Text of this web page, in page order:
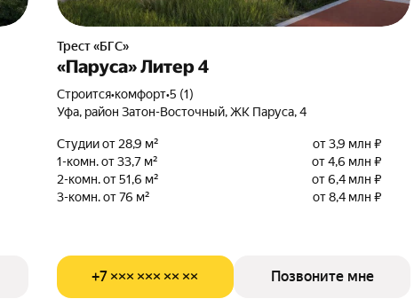
Трест «БГС»
«Паруса» Литер 4
Строится•комфорт•5 (1)
Уфа, район Затон-Восточный, ЖК Паруса, 4
Студии от 28,9 м²
от 3,9 млн ₽
1-комн. от 33,7 м²
от 4,6 млн ₽
2-комн. от 51,6 м²
от 6,4 млн ₽
3-комн. от 76 м²
от 8,4 млн ₽
+7 ××× ××× ×× ×× Позвоните мне